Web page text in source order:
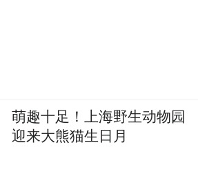
萌趣十足！上海野生动物园
迎来大熊猫生日月